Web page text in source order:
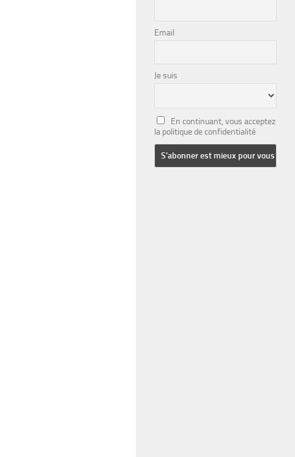
Email
Je suis
En continuant, vous acceptez
la politique de confidentialité